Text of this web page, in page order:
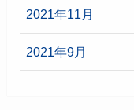
2021年11月
2021年9月